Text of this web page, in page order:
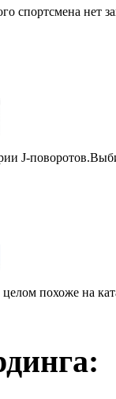
спортсмена нет
J-
похоже на